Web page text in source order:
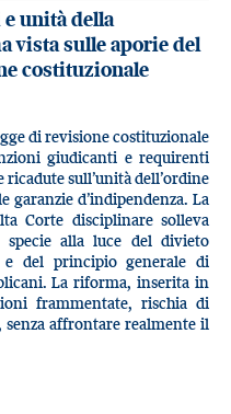
unità della
vista sulle aporie del
costituzionale
di revisione costituzionale
giudicanti e requirenti
sull’unità dell’ordine
garanzie d’indipendenza. La
Corte disciplinare solleva
alla luce del divieto
e del principio generale di
La riforma, inserita in
frammentate, rischia di
affrontare realmente il